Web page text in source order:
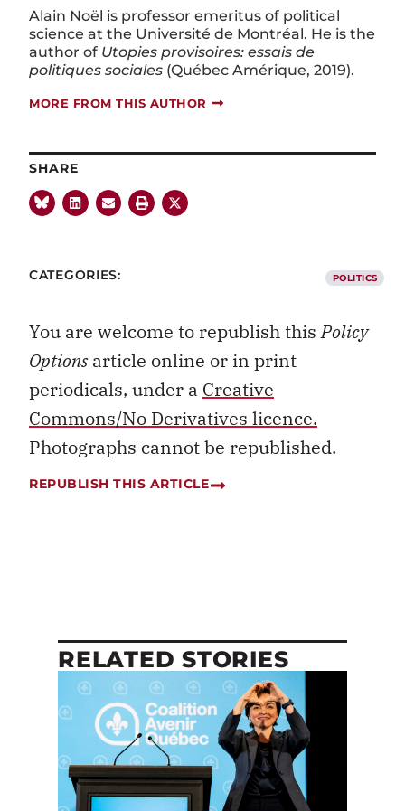
Alain Noël is professor emeritus of political
science at the Université de Montréal. He is the
author of Utopies provisoires: essais de
politiques sociales (Québec Amérique, 2019).
MORE FROM THIS AUTHOR
SHARE
CATEGORIES: POLITICS
You are welcome to republish thisPolicy
Optionsarticle online or in print
periodicals, under a Creative
Commons/No Derivatives licence.
Photographs cannot be republished.
REPUBLISH THIS ARTICLE
RELATED STORIES